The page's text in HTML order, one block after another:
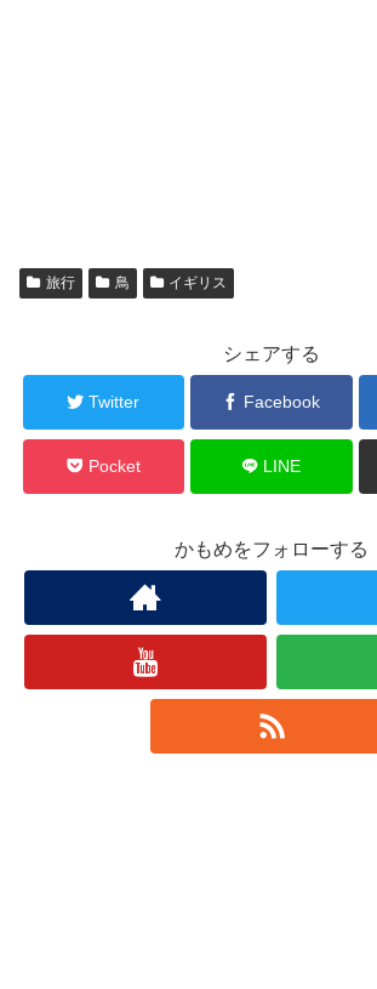
旅行 鳥 イギリス
シェアする
Twitter Facebook
Pocket LINE
かもめをフォローする